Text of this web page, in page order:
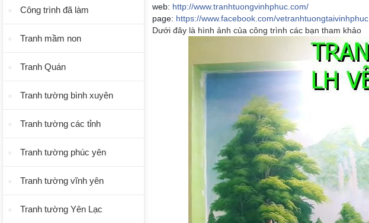
web: http://www.tranhtuongvinhphuc.com/
page: https://www.facebook.com/vetranhtuongtaivinhphuc
Dưới đây là hình ảnh của công trình các bạn tham khảo
Công trình đã làm
Tranh mầm non
Tranh Quán
Tranh tường bình xuyên
Tranh tường các tỉnh
Tranh tường phúc yên
Tranh tường vĩnh yên
Tranh tường Yên Lạc